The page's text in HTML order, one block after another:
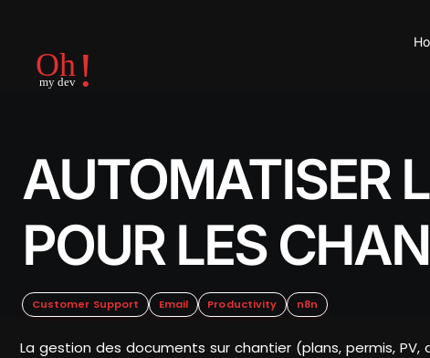
AUTOMATISER
POUR LES
Customer Support Email Productivity n8n
La gestion des documents sur chantier (plans, permis,